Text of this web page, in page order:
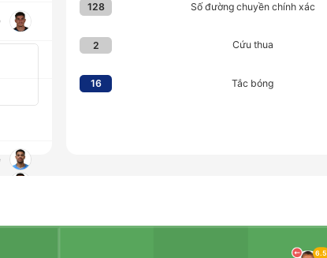
128 Số đường chuyền chính xác
2 Cứu thua
16 Tắc bóng
6.5